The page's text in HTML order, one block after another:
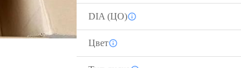
DIA (ЦО)
Цвет